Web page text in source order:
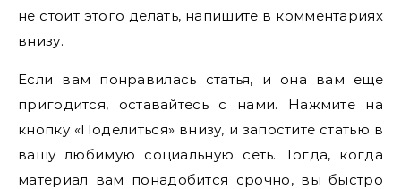
не стоит этого делать, напишите в комментариях
внизу.
Если вам понравилась статья, и она вам еще
пригодится, оставайтесь с нами. Нажмите на
кнопку «Поделиться» внизу, и запостите статью в
вашу любимую социальную сеть. Тогда, когда
материал вам понадобится срочно, вы быстро